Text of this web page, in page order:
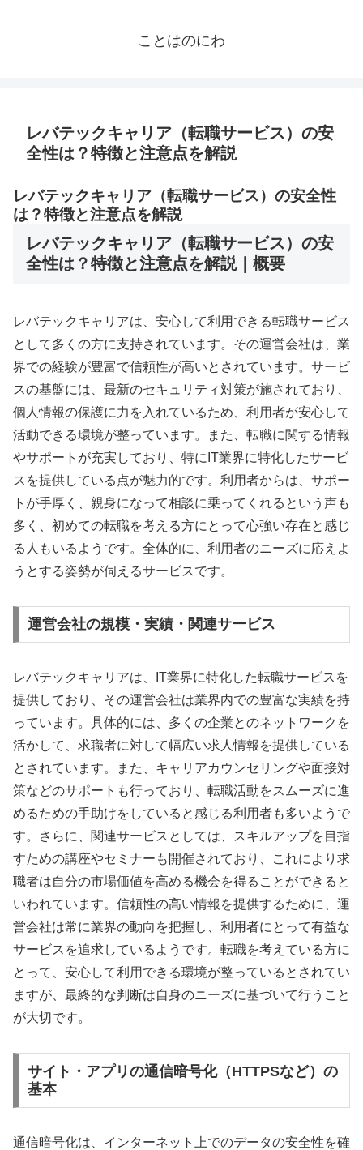
ことはのにわ
レバテックキャリア（転職サービス）の安
全性は？特徴と注意点を解説
レバテックキャリア（転職サービス）の安全性
は？特徴と注意点を解説
レバテックキャリア（転職サービス）の安
全性は？特徴と注意点を解説｜概要
レバテックキャリアは、安心して利用できる転職サービス
として多くの方に支持されています。その運営会社は、業
界での経験が豊富で信頼性が高いとされています。サービ
スの基盤には、最新のセキュリティ対策が施されており、
個人情報の保護に力を入れているため、利用者が安心して
活動できる環境が整っています。また、転職に関する情報
やサポートが充実しており、特にIT業界に特化したサービ
スを提供している点が魅力的です。利用者からは、サポー
トが手厚く、親身になって相談に乗ってくれるという声も
多く、初めての転職を考える方にとって心強い存在と感じ
る人もいるようです。全体的に、利用者のニーズに応えよ
うとする姿勢が伺えるサービスです。
運営会社の規模・実績・関連サービス
レバテックキャリアは、IT業界に特化した転職サービスを
提供しており、その運営会社は業界内での豊富な実績を持
っています。具体的には、多くの企業とのネットワークを
活かして、求職者に対して幅広い求人情報を提供している
とされています。また、キャリアカウンセリングや面接対
策などのサポートも行っており、転職活動をスムーズに進
めるための手助けをしていると感じる利用者も多いようで
す。さらに、関連サービスとしては、スキルアップを目指
すための講座やセミナーも開催されており、これにより求
職者は自分の市場価値を高める機会を得ることができると
いわれています。信頼性の高い情報を提供するために、運
営会社は常に業界の動向を把握し、利用者にとって有益な
サービスを追求しているようです。転職を考えている方に
とって、安心して利用できる環境が整っているとされてい
ますが、最終的な判断は自身のニーズに基づいて行うこと
が大切です。
サイト・アプリの通信暗号化（HTTPSなど）の
基本
通信暗号化は、インターネット上でのデータの安全性を確